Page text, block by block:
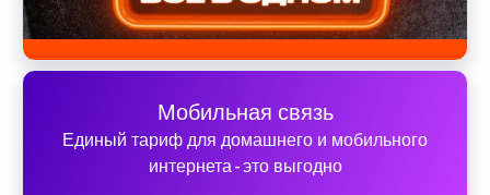
Мобильная связь
Единый тариф для домашнего и мобильного
интернета - это выгодно